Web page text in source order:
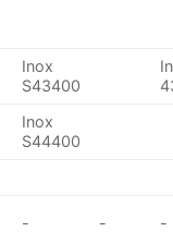
Inox
S43400
Inox
S44400
- - -